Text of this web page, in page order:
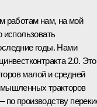
работам нам, на мой
использовать
годы. Нами
2.0. Это
малой и средней
тракторов
по производству